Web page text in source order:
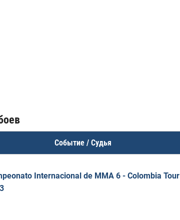
Событие / Судья
Internacional de MMA 6 - Colombia Tour